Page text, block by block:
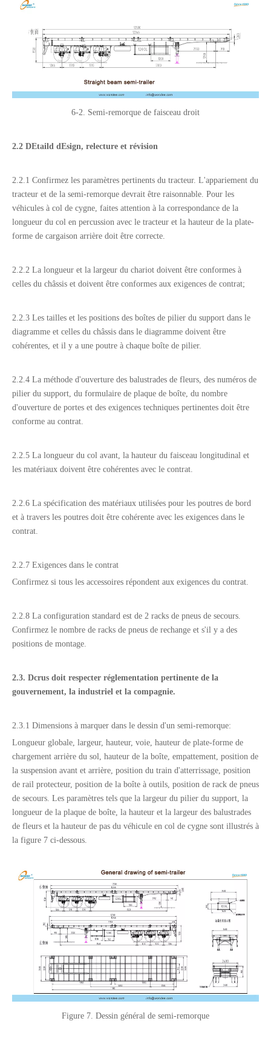
6-2. Semi-remorque de faisceau droit
2.2 DEtaild dEsign, relecture et révision
2.2.1 Confirmez les paramètres pertinents du tracteur. L'appariement du
tracteur et de la semi-remorque devrait être raisonnable. Pour les
véhicules à col de cygne, faites attention à la correspondance de la
longueur du col en percussion avec le tracteur et la hauteur de la plate-
forme de cargaison arrière doit être correcte.
2.2.2 La longueur et la largeur du chariot doivent être conformes à
celles du châssis et doivent être conformes aux exigences de contrat;
2.2.3 Les tailles et les positions des boîtes de pilier du support dans le
diagramme et celles du châssis dans le diagramme doivent être
cohérentes, et il y a une poutre à chaque boîte de pilier.
2.2.4 La méthode d'ouverture des balustrades de fleurs, des numéros de
pilier du support, du formulaire de plaque de boîte, du nombre
d'ouverture de portes et des exigences techniques pertinentes doit être
conforme au contrat.
2.2.5 La longueur du col avant, la hauteur du faisceau longitudinal et
les matériaux doivent être cohérentes avec le contrat.
2.2.6 La spécification des matériaux utilisées pour les poutres de bord
et à travers les poutres doit être cohérente avec les exigences dans le
contrat.
2.2.7 Exigences dans le contrat
Confirmez si tous les accessoires répondent aux exigences du contrat.
2.2.8 La configuration standard est de 2 racks de pneus de secours.
Confirmez le nombre de racks de pneus de rechange et s'il y a des
positions de montage.
2.3. Dcrus doit respecter réglementation pertinente de la
gouvernement, la industriel et la compagnie.
2.3.1 Dimensions à marquer dans le dessin d'un semi-remorque:
Longueur globale, largeur, hauteur, voie, hauteur de plate-forme de
chargement arrière du sol, hauteur de la boîte, empattement, position de
la suspension avant et arrière, position du train d'atterrissage, position
de rail protecteur, position de la boîte à outils, position de rack de pneus
de secours. Les paramètres tels que la largeur du pilier du support, la
longueur de la plaque de boîte, la hauteur et la largeur des balustrades
de fleurs et la hauteur de pas du véhicule en col de cygne sont illustrés à
la figure 7 ci-dessous.
Figure 7. Dessin général de semi-remorque